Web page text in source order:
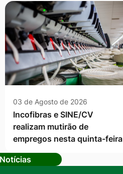
03 de Agosto de 2026
Incofibras e SINE/CV
realizam mutirão de
empregos nesta quinta-feira